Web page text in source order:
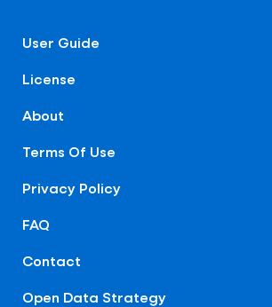
User Guide
License
About
Terms Of Use
Privacy Policy
FAQ
Contact
Open Data Strategy